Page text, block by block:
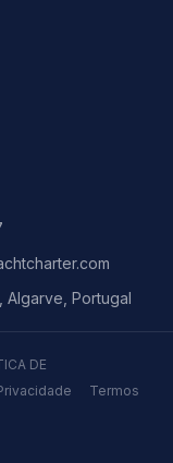
Algarve, Portugal
DE
Termos